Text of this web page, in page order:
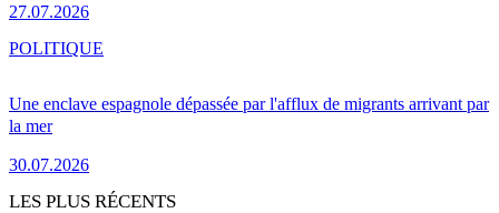
27.07.2026
Une enclave espagnole dépassée par l'afflux de migrants arrivant par
la mer
30.07.2026
POLITIQUE
LES PLUS RÉCENTS